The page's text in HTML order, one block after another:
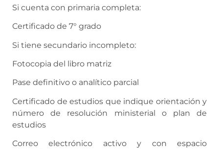
Si cuenta con primaria completa:
Certificado de 7° grado
Si tiene secundario incompleto:
Fotocopia del libro matriz
Pase definitivo o analítico parcial
Certificado de estudios que indique orientación y
número de resolución ministerial o plan de
estudios
Correo electrónico activo y con espacio